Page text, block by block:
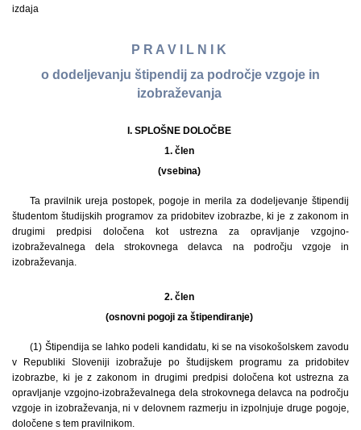
izdaja
P R A V I L N I K
o dodeljevanju štipendij za področje vzgoje in
izobraževanja
I. SPLOŠNE DOLOČBE
1. člen
(vsebina)
Ta pravilnik ureja postopek, pogoje in merila za dodeljevanje štipendij
študentom študijskih programov za pridobitev izobrazbe, ki je z zakonom in
drugimi predpisi določena kot ustrezna za opravljanje vzgojno-
izobraževalnega dela strokovnega delavca na področju vzgoje in
izobraževanja.
2. člen
(osnovni pogoji za štipendiranje)
(1) Štipendija se lahko podeli kandidatu, ki se na visokošolskem zavodu
v Republiki Sloveniji izobražuje po študijskem programu za pridobitev
izobrazbe, ki je z zakonom in drugimi predpisi določena kot ustrezna za
opravljanje vzgojno-izobraževalnega dela strokovnega delavca na področju
vzgoje in izobraževanja, ni v delovnem razmerju in izpolnjuje druge pogoje,
določene s tem pravilnikom.